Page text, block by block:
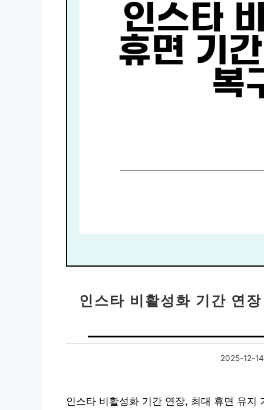
인스타 비활성화 기간 연
2025-12-14
인스타 비활성화 기간 연장, 최대 휴면 유지